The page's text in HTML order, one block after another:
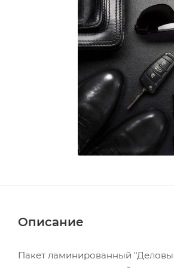
Описание
Пакет ламинированный